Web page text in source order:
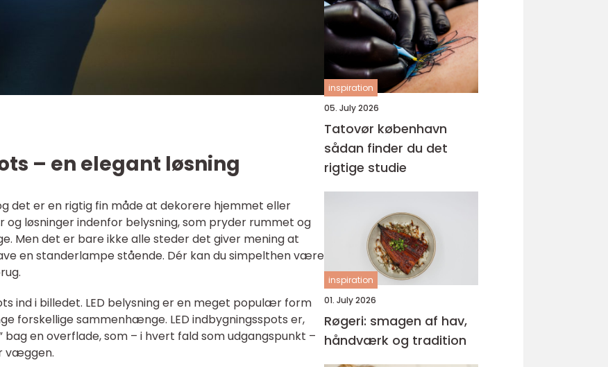
– en elegant løsning
det er en rigtig fin måde at dekorere hjemmet eller
løsninger indenfor belysning, som pryder rummet og
Men det er bare ikke alle steder det giver mening at
en standerlampe stående. Dér kan du simpelthen være
ind i billedet. LED belysning er en meget populær form
forskellige sammenhænge. LED indbygningsspots er,
en overflade, som – i hvert fald som udgangspunkt –
væggen.
inspiration
05. July 2026
Tatovør københavn
sådan finder du det
rigtige studie
inspiration
01. July 2026
Røgeri: smagen af hav,
håndværk og tradition